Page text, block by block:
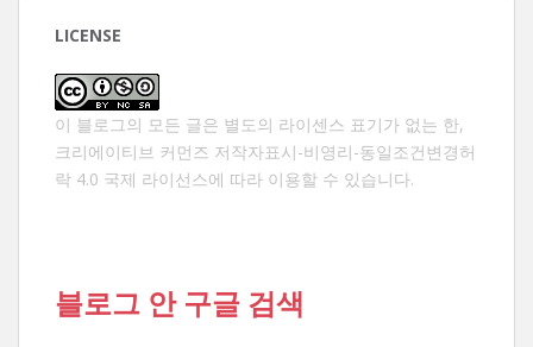
LICENSE
이 블로그의 모든 글은 별도의 라이센스 표기가 없는 한,
크리에이티브 커먼즈 저작자표시-비영리-동일조건변경허
락 4.0 국제 라이선스에 따라 이용할 수 있습니다.
블로그 안 구글 검색